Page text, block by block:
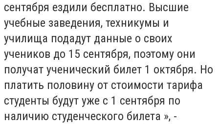
сентября ездили бесплатно. Высшие
учебные заведения, техникумы и
училища подадут данные о своих
учеников до 15 сентября, поэтому они
получат ученический билет 1 октября. Но
платить половину от стоимости тарифа
студенты будут уже с 1 сентября по
наличию студенческого билета », -